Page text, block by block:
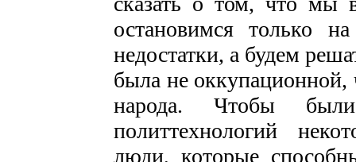
остановимся только
недостатки, а будем
была не оккупационной,
народа. Чтобы
политтехнологий
люди, которые